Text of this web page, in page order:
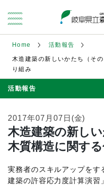
Home 活動報告
木造建築の新しいかたち（そ
り組み
活動報告
2017年07月07日(金)
木造建築の新し
木質構造に関す
実務者のスキルアップをす
建築の許容応力度計算演習